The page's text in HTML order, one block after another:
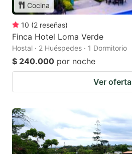
Cocina
10 (2 reseñas)
Finca Hotel Loma Verde
Hostal · 2 Huéspedes · 1 Dormitorio
$ 240.000 por noche
Ver oferta